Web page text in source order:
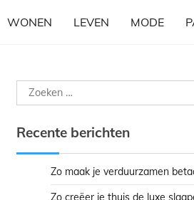
WONEN LEVEN MODE
Zoeken
naar:
Recente berichten
Zo maak je verduurzamen
Zo creëer je thuis de luxe